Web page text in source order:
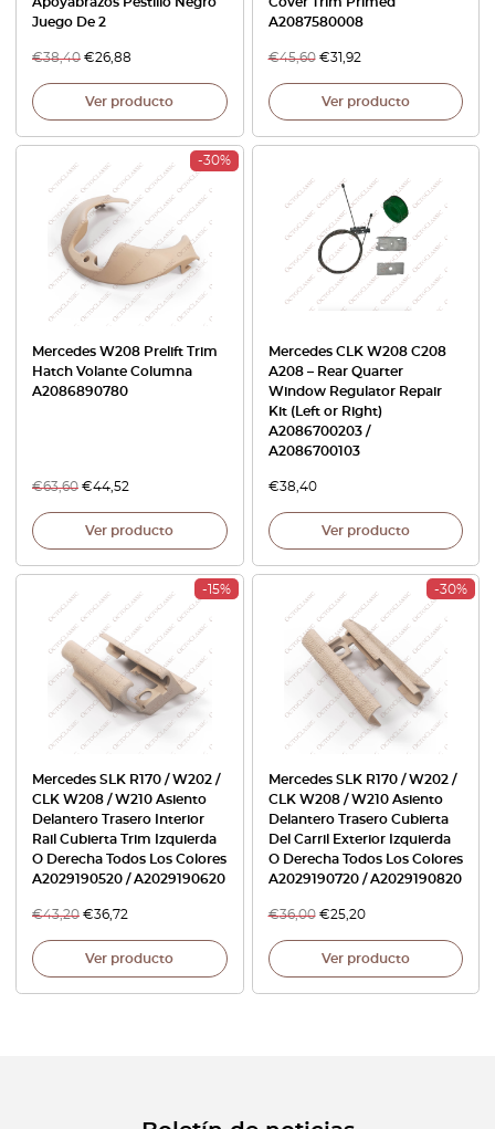
Juego De 2
€38,40 €26,88
Ver producto
A2087580008
€45,60 €31,92
Ver producto
-30%
Mercedes W208 Prelift Trim
Hatch Volante Columna
A2086890780
€63,60 €44,52
Ver producto
Mercedes CLK W208 C208
A208 – Rear Quarter
Window Regulator Repair
Kit (Left or Right)
A2086700203 /
A2086700103
€38,40
Ver producto
-15%
Mercedes SLK R170 / W202 /
CLK W208 / W210 Asiento
Delantero Trasero Interior
Rail Cubierta Trim Izquierda
O Derecha Todos Los Colores
A2029190520 / A2029190620
€43,20 €36,72
Ver producto
-30%
Mercedes SLK R170 / W202 /
CLK W208 / W210 Asiento
Delantero Trasero Cubierta
Del Carril Exterior Izquierda
O Derecha Todos Los Colores
A2029190720 / A2029190820
€36,00 €25,20
Ver producto